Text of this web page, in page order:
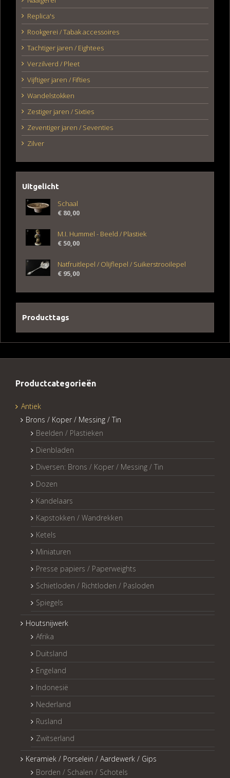
Replica's
Rookgerei / Tabak accessoires
Tachtiger jaren / Eightees
Verzilverd / Pleet
Vijftiger jaren / Fifties
Wandelstokken
Zestiger jaren / Sixties
Zeventiger jaren / Seventies
Zilver
Uitgelicht
Schaal
€ 80,00
M.I. Hummel - Beeld / Plastiek
€ 50,00
Natfruitlepel / Olijflepel / Suikerstrooilepel
€ 95,00
Producttags
Productcategorieën
Antiek
Brons / Koper / Messing / Tin
Beelden / Plastieken
Dienbladen
Diversen: Brons / Koper / Messing / Tin
Dozen
Kandelaars
Kapstokken / Wandrekken
Ketels
Miniaturen
Presse papiers / Paperweights
Schietloden / Richtloden / Pasloden
Spiegels
Houtsnijwerk
Afrika
Duitsland
Engeland
Indonesië
Nederland
Rusland
Zwitserland
Keramiek / Porselein / Aardewerk / Gips
Borden / Schalen / Schotels